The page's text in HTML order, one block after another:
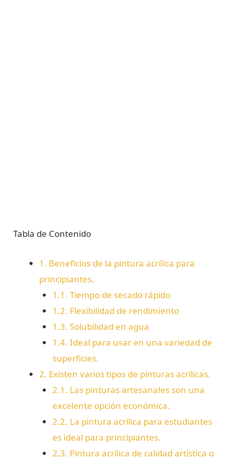
Tabla de Contenido
1. Beneficios de la pintura acrílica para
principiantes.
1.1. Tiempo de secado rápido
1.2. Flexibilidad de rendimiento
1.3. Solubilidad en agua
1.4. Ideal para usar en una variedad de
superficies.
2. Existen varios tipos de pinturas acrílicas.
2.1. Las pinturas artesanales son una
excelente opción económica.
2.2. La pintura acrílica para estudiantes
es ideal para principiantes.
2.3. Pintura acrílica de calidad artística o